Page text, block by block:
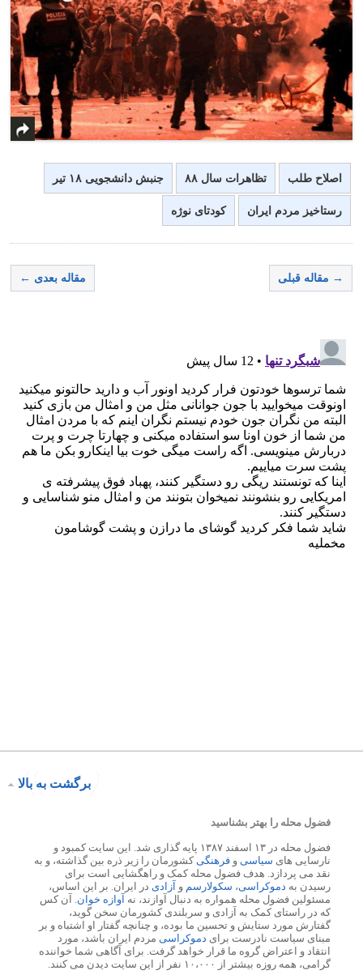
اصلاح طلب تظاهرات سال ۸۸ جنبش دانشجویی ۱۸ تیر
رستاخیز مردم ایران کودتای نوژه
→ مقاله قبلی مقاله بعدی ←
برگشت به بالا
فضول محله را بهتر بشناسید
فضول محله در ۱۳ اسفند ۱۳۸۷ پایه گذاری شد. این سایت کمبود و
نارسایی های سیاسی و فرهنگیکشورمان را زیر ذره بین گذاشته، و به
نقد می پردازد. هدف فضول محله کمک و راهگشایی است برای
رسیدن به دموکراسی، سکولارسم و آزادی در ایران. بر این اساس،
مسئولین فضول محله همواره به دنبال آوازند، نه آوازه خوان. آن کس
که در راستای کمک به آزادی و سربلندی کشورمان سخن گوید،
گفتارش مورد ستایش و تحسین ما بوده، و چنانچه گفتار او اشتباه و بر
مبنای سیاست نادرست برای دموکراسی مردم ایران باشد، مورد
انتقاد و اعتراض گروه ما قرار خواهد گرفت. برای آگاهی شما خواننده
گرامی، همه روزه بیشتر از ۱۰،۰۰۰ نفر از این سایت دیدن می کنند.